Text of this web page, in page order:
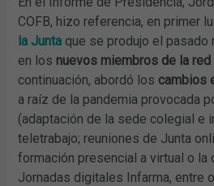
COFB, hizo referencia, en primer
la Junta que se produjo el pasado
en los nuevos miembros de la
continuación, abordó los cambios
a raíz de la pandemia provocada
(adaptación de la sede colegial e
teletrabajo; reuniones de Junta
formación presencial a virtual o la
Jornadas digitales Infarma, entre